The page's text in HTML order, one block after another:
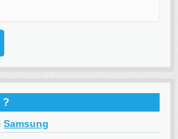
?
Samsung